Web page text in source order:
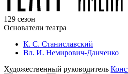
129 сезон
Основатели театра
К. С. Станиславский
Вл. И. Немирович-Данченко
Художественный руководитель